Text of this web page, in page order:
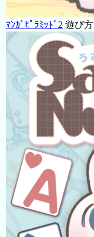
ﾏﾝｶﾞﾋﾟﾗﾐｯﾄﾞ2 遊び方